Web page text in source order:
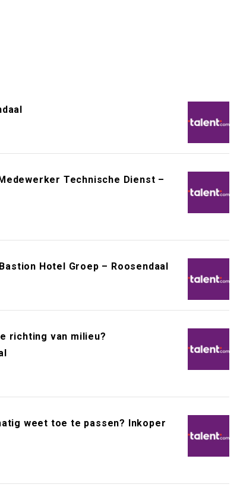
Technische Dienst –
Hotel Groep – Roosendaal
richting van milieu?
weet toe te passen? Inkoper